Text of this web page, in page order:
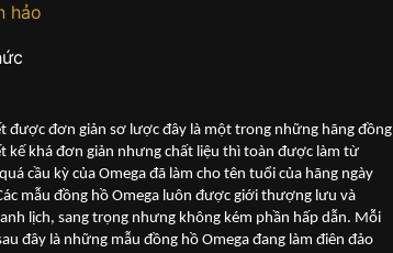
hảo
được đơn giản sơ lược đây là một trong những hãng đồng
kế khá đơn giản nhưng chất liệu thì toàn được làm từ
cầu kỳ của Omega đã làm cho tên tuổi của hãng ngày
mẫu đồng hồ Omega luôn được giới thượng lưu và
lịch, sang trọng nhưng không kém phần hấp dẫn. Mỗi
đây là những mẫu đồng hồ Omega đang làm điên đảo